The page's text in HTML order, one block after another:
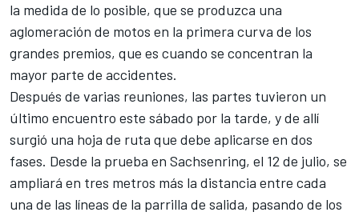
la medida de lo posible, que se produzca una
aglomeración de motos en la primera curva de los
grandes premios, que es cuando se concentran la
mayor parte de accidentes.
Después de varias reuniones, las partes tuvieron un
último encuentro este sábado por la tarde, y de allí
surgió una hoja de ruta que debe aplicarse en dos
fases. Desde la prueba en Sachsenring, el 12 de julio, se
ampliará en tres metros más la distancia entre cada
una de las líneas de la parrilla de salida, pasando de los